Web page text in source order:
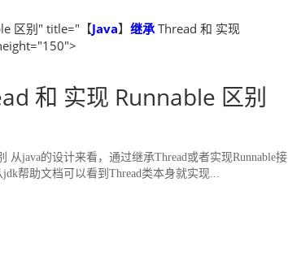
区别" title="【Java】 继承 Thread 和 实现
和 实现 Runnable 区别
从java的设计来看，通过继承Thread或者实现Runnable接
帮助文档可以看到Thread类本身就实现...